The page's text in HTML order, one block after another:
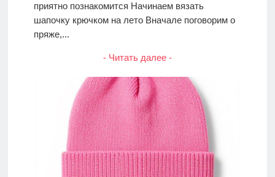
приятно познакомится Начинаем вязать
шапочку крючком на лето Вначале поговорим о
пряже,...
- Читать далее -